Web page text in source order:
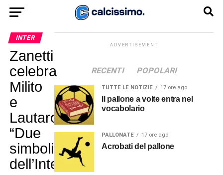
INTER
Zanetti
celebra
Milito
e
Lautaro:
“Due
simboli
dell’Inter”
ADVERTISEMENT
RECENTI POPOLARI
TUTTE LE NOTIZIE 17 ore ago
Il pallone a volte entra nel
vocabolario
PALLONATE 17 ore ago
Acrobati del pallone